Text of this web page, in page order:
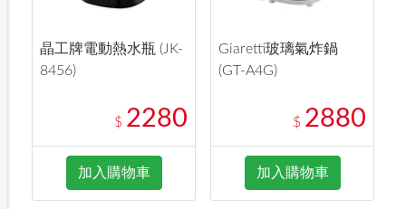
晶工牌電動熱水瓶 (JK-
8456)
$ 2280
加入購物車
Giaretti玻璃氣炸鍋
(GT-A4G)
$ 2880
加入購物車